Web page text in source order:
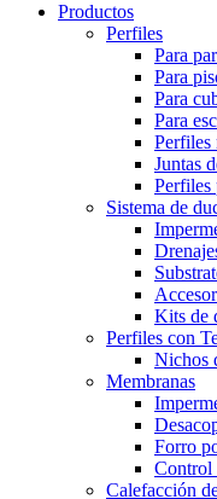
Productos
Perfiles
Para
Para
Para
Para
Perfiles
Juntas
Perfiles
Sistema de
Kits de
Perfiles con
Nichos
Membranas
Forro
Control
Calefacción